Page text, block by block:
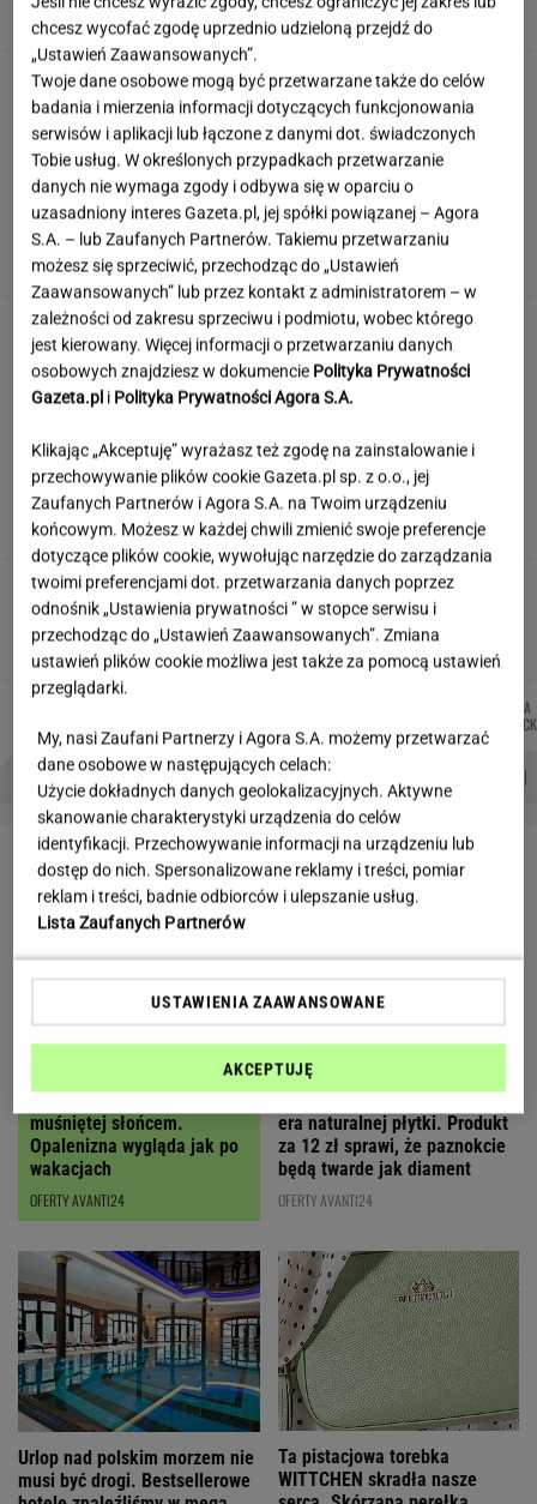
Tych słów używali nasi dziadkowie, teraz
niewiele osób je pamięta. A ty?
Czy Marilyn Monroe przeszła operację
plastyczną? Dokumentacja rozwiewa
wątpliwości
To nie droga na skróty. Matka pokazuje, jak
naprawdę wygląda edukacja domowa
MATERIAŁ PROMOCYJNY
Siedem lat gehenny. "Spłacamy
kredyty za mieszkania, w których mieszkają
ludzie dewelopera"
SUBSKRYPCJA
Ciągnie cię do niedostępnych osób?
Psychologia mówi o powodach
MARTA
PROBLEMY POLSKICH SIATKARZY ZNAK Z '30'
LETNIE OKAZJE
Ten olejek daje efekt skóry
muśniętej słońcem.
Opalenizna wygląda jak po
wakacjach
OFERTY AVANTI24
Koniec z hybrydami, nadchodzi
era naturalnej płytki. Produkt
za 12 zł sprawi, że paznokcie
będą twarde jak diament
OFERTY AVANTI24
Urlop nad polskim morzem nie
musi być drogi. Bestsellerowe
Ta pistacjowa torebka
WITTCHEN skradła nasze
chcesz wycofać zgodę uprzednio udzieloną przejdź do
„Ustawień Zaawansowanych”.
Twoje dane osobowe mogą być przetwarzane także do celów
badania i mierzenia informacji dotyczących funkcjonowania
serwisów i aplikacji lub łączone z danymi dot. świadczonych
Tobie usług. W określonych przypadkach przetwarzanie
danych nie wymaga zgody i odbywa się w oparciu o
uzasadniony interes Gazeta.pl, jej spółki powiązanej – Agora
S.A. – lub Zaufanych Partnerów. Takiemu przetwarzaniu
możesz się sprzeciwić, przechodząc do „Ustawień
Zaawansowanych” lub przez kontakt z administratorem – w
zależności od zakresu sprzeciwu i podmiotu, wobec którego
jest kierowany. Więcej informacji o przetwarzaniu danych
osobowych znajdziesz w dokumencie Polityka Prywatności
Gazeta.pl i Polityka Prywatności Agora S.A.
Klikając „Akceptuję” wyrażasz też zgodę na zainstalowanie i
przechowywanie plików cookie Gazeta.pl sp. z o.o., jej
Zaufanych Partnerów i Agora S.A. na Twoim urządzeniu
końcowym. Możesz w każdej chwili zmienić swoje preferencje
dotyczące plików cookie, wywołując narzędzie do zarządzania
twoimi preferencjami dot. przetwarzania danych poprzez
odnośnik „Ustawienia prywatności ” w stopce serwisu i
przechodząc do „Ustawień Zaawansowanych”. Zmiana
ustawień plików cookie możliwa jest także za pomocą ustawień
przeglądarki.
My, nasi Zaufani Partnerzy i Agora S.A. możemy przetwarzać
dane osobowe w następujących celach:
Użycie dokładnych danych geolokalizacyjnych. Aktywne
skanowanie charakterystyki urządzenia do celów
identyfikacji. Przechowywanie informacji na urządzeniu lub
dostęp do nich. Spersonalizowane reklamy i treści, pomiar
reklam i treści, badnie odbiorców i ulepszanie usług.
Lista Zaufanych Partnerów
USTAWIENIA ZAAWANSOWANE
AKCEPTUJĘ